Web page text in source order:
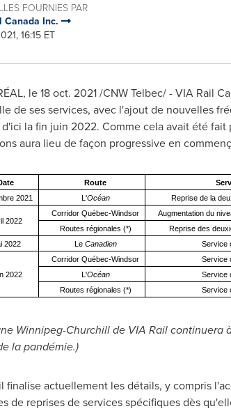
FOURNIES PAR
Canada Inc.
16:15 ET
le18 oct. 2021/CNW Telbec/ - VIA Rail
de ses services, avec l'ajout de nouvelles
d'ici la fin juin 2022. Comme cela avait été
aura lieu de façon progressive en
Route
2021
L'Océan Reprise de la
2022
Corridor Québec-Windsor
Augmentation du
Routes régionales (*)
Reprise des
2022
LeCanadien Service
2022
Corridor Québec-Windsor
Service
L'Océan
Service
Routes régionales (*)
Service
Winnipeg-Churchillde VIA Rail continuera
la pandémie.)
finalise actuellement les détails, y compris
de reprises de services spécifiques dès